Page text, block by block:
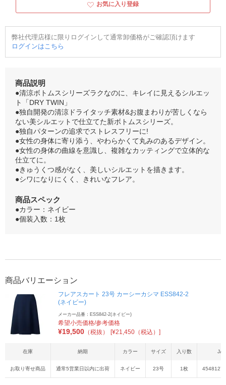
お気に入り登録
弊社代理店様に限りログインして通常卸価格がご確認頂けます
ログインはこちら
商品説明
●清涼ボトムスシリーズラクなのに、キレイに見えるシルエッ
ト「DRY TWIN」
●独自開発の清涼ドライタッチ素材&お腹まわりが苦しくなら
ない美シルエットで仕立てた新ボトムスシリーズ。
●独自パターンの追求でストレスフリーに!
●女性の身体に寄り添う、やわらかくて丸みのあるデザイン。
●女性の身体の曲線を意識し、複雑なカッティングで立体的な
仕立てに。
●きゅうくつ感がなく、美しいシルエットを描きます。
●シワになりにくく、きれいなフレア。
商品スペック
●カラー：ネイビー
●個装入数：1枚
商品バリエーション
フレアスカート 23号 カーシーカシマ ESS842-2
(ネイビー)
メーカー品番：ESS842-2(ネイビー)
希望小売価格/参考価格
¥19,500 （税抜） [¥21,450（税込）]
在庫 納期 カラー サイズ 入り数
お取り寄せ商品 通常5営業日以内に出荷 ネイビー 23号 1枚